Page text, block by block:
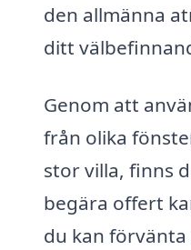
den allmänna
ditt
Genom att
från olika
stor villa, finns
begära offert
du kan